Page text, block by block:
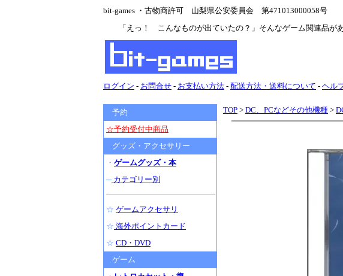
bit-games ・古物商許可 山梨県公安委員会 第471013000058号
「えっ！ こんなものが出ていたの？」そんなゲーム関連品があ
ログイン - お問合せ - お支払い方法 - 配送方法・送料について - ヘル
TOP > DC、PCなどその他機種 >
予約
☆予約受付中商品
グッズ・アクセサリー
・ ゲームグッズ・本
─カテゴリー別
☆ ゲームアクセサリ
☆ 海外ポイントカード
☆ CD・DVD
ゲーム